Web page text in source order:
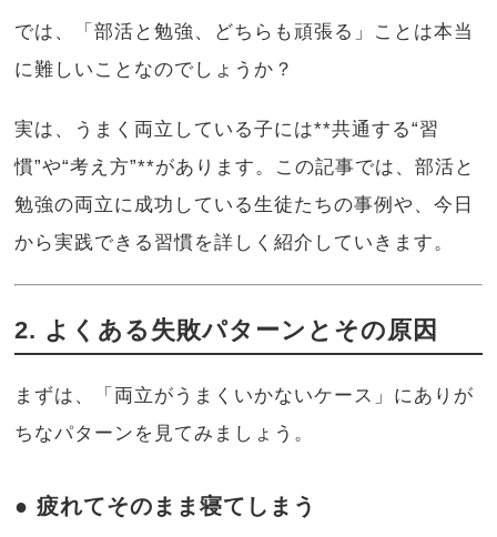
では、「部活と勉強、どちらも頑張る」ことは本当
に難しいことなのでしょうか？
実は、うまく両立している子には**共通する“習
慣”や“考え方”**があります。この記事では、部活と
勉強の両立に成功している生徒たちの事例や、今日
から実践できる習慣を詳しく紹介していきます。
2. よくある失敗パターンとその原因
まずは、「両立がうまくいかないケース」にありが
ちなパターンを見てみましょう。
● 疲れてそのまま寝てしまう